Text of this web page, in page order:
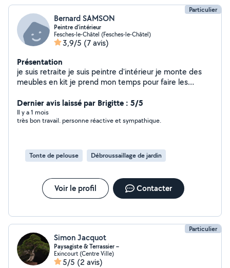
Particulier
Bernard SAMSON
Peintre d'intérieur
Fesches-le-Châtel (Fesches-le-Châtel)
3,9/5 (7 avis)
Présentation
je suis retraite je suis peintre d'intérieur je monte des
meubles en kit je prend mon temps pour faire les
pelouses et les taille de haie
Dernier avis laissé par Brigitte : 5/5
Il y a 1 mois
très bon travail. personne réactive et sympathique.
Tonte de pelouse Débroussaillage de jardin
Voir le profil Contacter
Particulier
Simon Jacquot
Paysagiste & Terrassier –
Exincourt (Centre Ville)
5/5 (2 avis)